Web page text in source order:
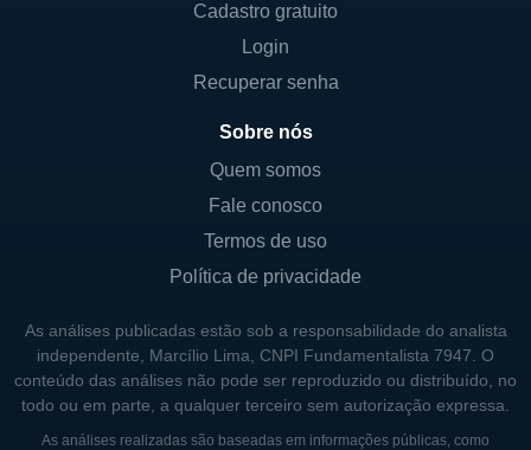
Cadastro gratuito
Login
Recuperar senha
Sobre nós
Quem somos
Fale conosco
Termos de uso
Política de privacidade
As análises publicadas estão sob a responsabilidade do analista
independente, Marcílio Lima, CNPI Fundamentalista 7947. O
conteúdo das análises não pode ser reproduzido ou distribuído, no
todo ou em parte, a qualquer terceiro sem autorização expressa.
As análises realizadas são baseadas em informações públicas, como